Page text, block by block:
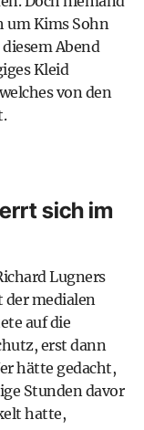
um Kims Sohn
Abend
Kleid
von den
sich im
Lugners
der medialen
auf die
erst dann
hätte gedacht,
Stunden davor
hatte,